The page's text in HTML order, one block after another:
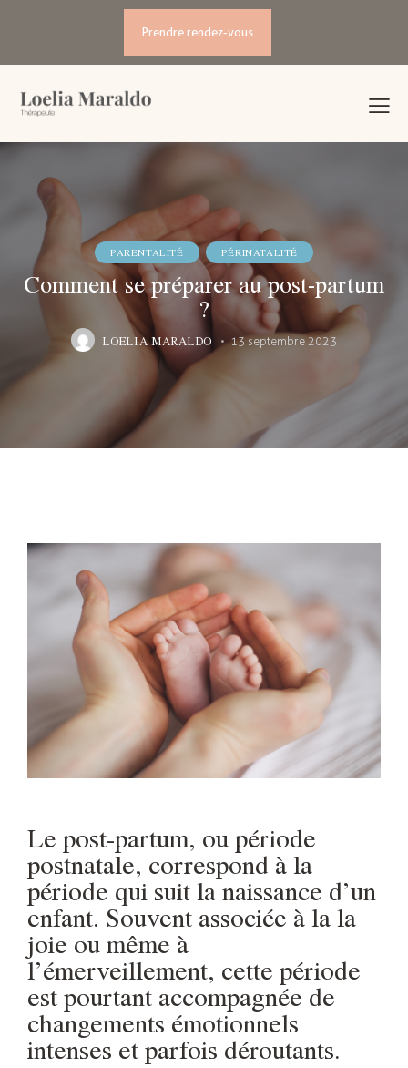
Prendre rendez-vous
PARENTALITÉ PÉRINATALITÉ
Comment se préparer au post-partum
?
LOELIA MARALDO 13 septembre 2023
Le post-partum, ou période
postnatale, correspond à la
période qui suit la naissance d’un
enfant. Souvent associée à la la
joie ou même à
l’émerveillement, cette période
est pourtant accompagnée de
changements émotionnels
intenses et parfois déroutants.